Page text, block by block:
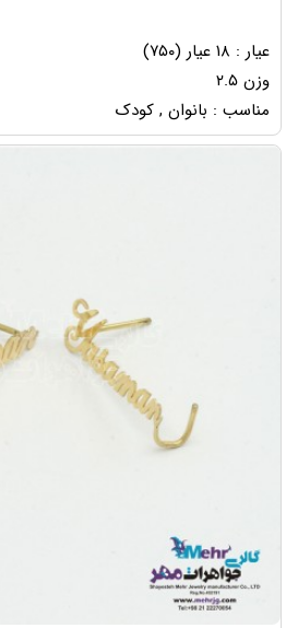
عیار : ۱۸ عیار (۷۵۰)
وزن ۲.۵
مناسب : بانوان , کودک